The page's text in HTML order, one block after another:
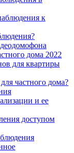
к
дома 2022
для квартиры
частного дома?
и ее
доступом